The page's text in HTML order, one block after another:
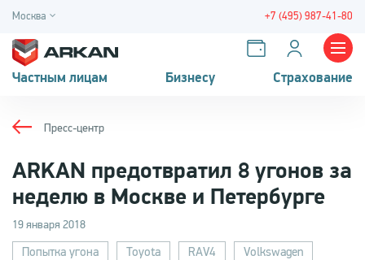
Москва +7 (495) 987-41-80
Частным лицам Бизнесу Страхование
Пресс-центр
ARKAN предотвратил 8 угонов за
неделю в Москве и Петербурге
19 января 2018
Попытка угона Toyota RAV4
Volkswagen